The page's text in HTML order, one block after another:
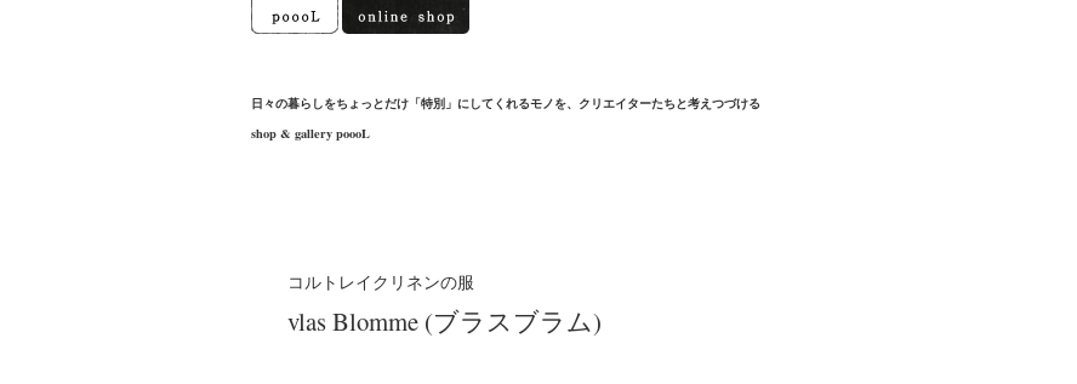
日々の暮らしをちょっとだけ「特別」にしてくれるモノを、クリエイターたちと考えつづける
shop & gallery poooL
コルトレイクリネンの服
vlas Blomme (ブラスブラム)